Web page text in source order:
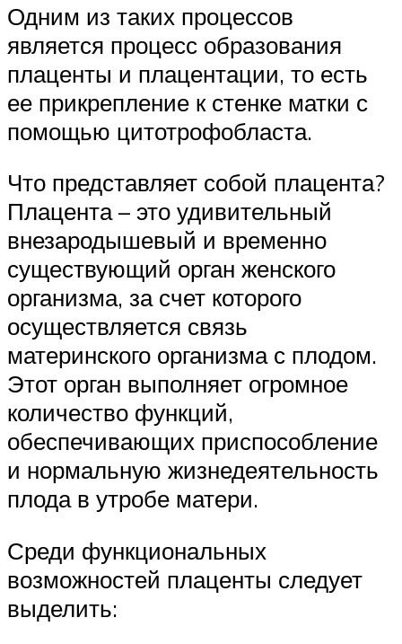
Одним из таких процессов
является процесс образования
плаценты и плацентации, то есть
ее прикрепление к стенке матки с
помощью цитотрофобласта.
Что представляет собой плацента?
Плацента – это удивительный
внезародышевый и временно
существующий орган женского
организма, за счет которого
осуществляется связь
материнского организма с плодом.
Этот орган выполняет огромное
количество функций,
обеспечивающих приспособление
и нормальную жизнедеятельность
плода в утробе матери.
Среди функциональных
возможностей плаценты следует
выделить: